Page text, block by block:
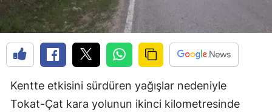
Kentte etkisini sürdüren yağışlar nedeniyle
Tokat-Çat kara yolunun ikinci kilometresinde